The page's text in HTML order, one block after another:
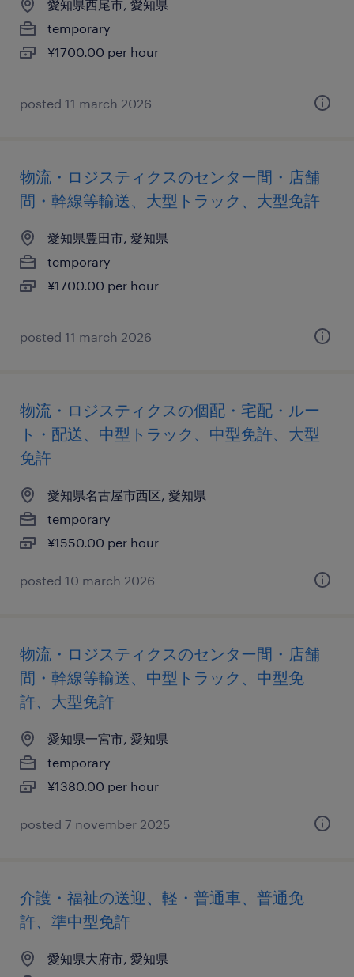
愛知県西尾市, 愛知県
temporary
¥1700.00 per hour
posted 11 march 2026
物流・ロジスティクスのセンター間・店舗
間・幹線等輸送、大型トラック、大型免許
愛知県豊田市, 愛知県
temporary
¥1700.00 per hour
posted 11 march 2026
物流・ロジスティクスの個配・宅配・ルー
ト・配送、中型トラック、中型免許、大型
免許
愛知県名古屋市西区, 愛知県
temporary
¥1550.00 per hour
posted 10 march 2026
物流・ロジスティクスのセンター間・店舗
間・幹線等輸送、中型トラック、中型免
許、大型免許
愛知県一宮市, 愛知県
temporary
¥1380.00 per hour
posted 7 november 2025
介護・福祉の送迎、軽・普通車、普通免
許、準中型免許
愛知県大府市, 愛知県